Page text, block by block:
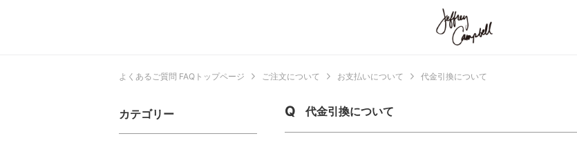
よくあるご質問 FAQトップページ ご注文について お支払いについて 代金引換について
カテゴリー 代金引換について